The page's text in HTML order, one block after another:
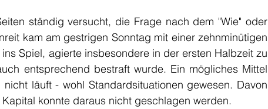
ständig versucht, die Frage nach dem "Wie" oder
kam am gestrigen Sonntag mit einer zehnminütigen
Spiel, agierte insbesondere in der ersten Halbzeit zu
entsprechend bestraft wurde. Ein mögliches Mittel
läuft - wohl Standardsituationen gewesen. Davon
konnte daraus nicht geschlagen werden.